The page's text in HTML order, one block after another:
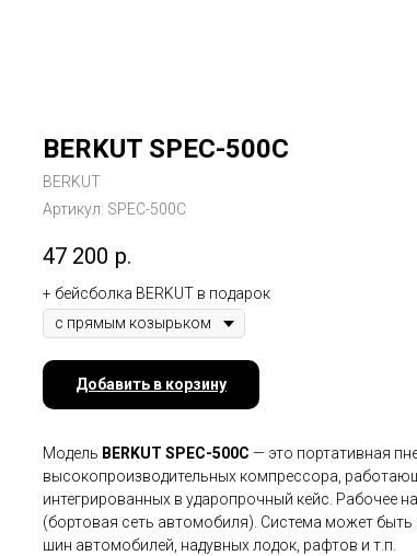
BERKUT SPEC-500C
BERKUT
Артикул: SPEC-500C
47 200 р.
+ бейсболка BERKUT в подарок
Добавить в корзину
Модель BERKUT SPEC-500C — это портативная
высокопроизводительных компрессора,
интегрированных в ударопрочный кейс. Рабочее
(бортовая сеть автомобиля). Система может
шин автомобилей, надувных лодок, рафтов и т.п.